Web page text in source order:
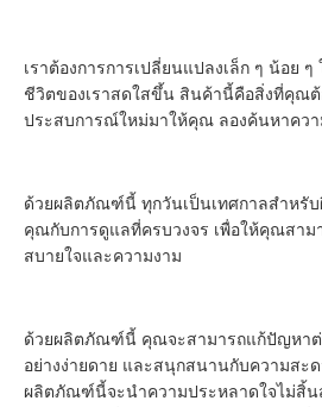
เราต้องการการเปลี่ยนแปลงเล็ก ๆ น้อย ๆ
ชีวิตของเราสดใสขึ้น สินค้านี้คือสิ่งที่คุณต้
ประสบการณ์ใหม่มาให้คุณ ลองค้นหาคว
ด้วยผลิตภัณฑ์นี้ ทุกวันเป็นเทศกาลสําหรับ
คุณกับการดูแลที่ครบวงจร เพื่อให้คุณสาม
สบายใจและความงาม
ด้วยผลิตภัณฑ์นี้ คุณจะสามารถแก้ปัญหาต่
อย่างง่ายดาย และสนุกสนานกับความสะ
ผลิตภัณฑ์นี้จะนําความประหลาดใจไม่สิ้